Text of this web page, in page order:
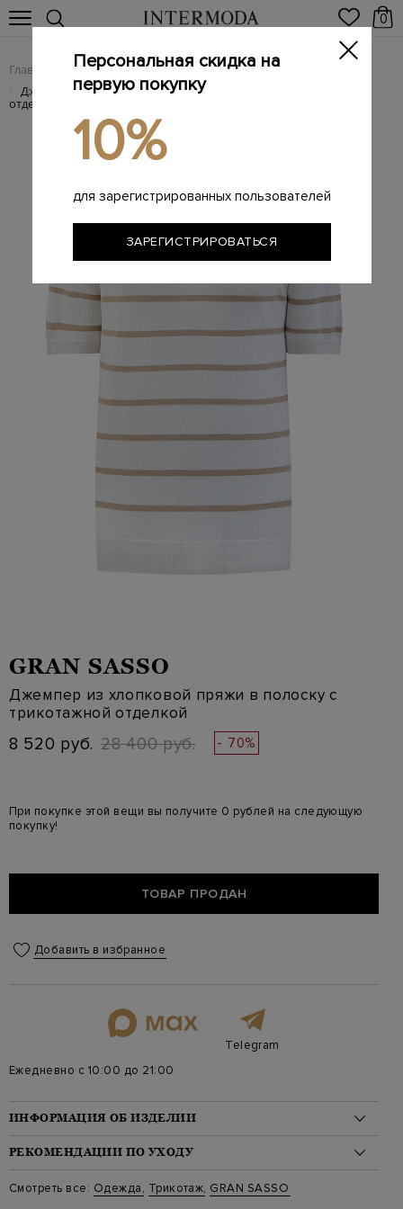
0
Главная Мужчинам / Одежда / Трикотаж
/ Джемпер из хлопковой пряжи в полоску с трикотажной
отделкой
GRAN SASSO
Джемпер из хлопковой пряжи в полоску с
трикотажной отделкой
8 520 руб. 28 400 руб. - 70%
При покупке этой вещи вы получите 0 рублей на следующую
покупку!
ТОВАР ПРОДАН
Добавить в избранное
Telegram
Ежедневно с 10:00 до 21:00
ИНФОРМАЦИЯ ОБ ИЗДЕЛИИ
Материал: хлопок 100%
Стиль: Джемперы
Цвет: Белый
Артикул: 57151 18030 005
РЕКОМЕНДАЦИИ ПО УХОДУ
Стирка: Ручная стирка при температуре воды до 40 градусов
Отбеливание: Отбеливание запрещено
Смотреть все: Одежда, Трикотаж, GRAN SASSO
Персональная скидка на
первую покупку
10%
для зарегистрированных пользователей
ЗАРЕГИСТРИРОВАТЬСЯ